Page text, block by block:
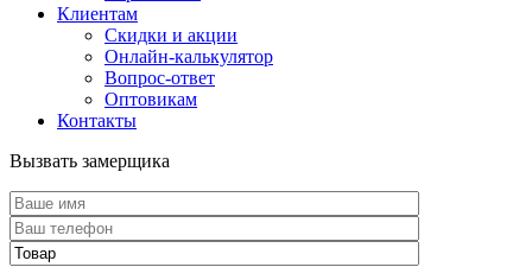
Клиентам
Скидки и акции
Онлайн-калькулятор
Вопрос-ответ
Оптовикам
Контакты
Вызвать замерщика